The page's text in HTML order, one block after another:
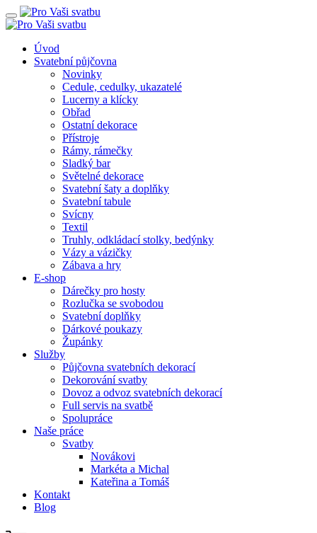
Úvod
Svatební půjčovna
Novinky
Cedule, cedulky, ukazatelé
Lucerny a klícky
Obřad
Ostatní dekorace
Přístroje
Rámy, rámečky
Sladký bar
Světelné dekorace
Svatební šaty a doplňky
Svatební tabule
Svícny
Textil
Truhly, odkládací stolky, bedýnky
Vázy a vázičky
Zábava a hry
E-shop
Dárečky pro hosty
Rozlučka se svobodou
Svatební doplňky
Dárkové poukazy
Župánky
Služby
Půjčovna svatebních dekorací
Dekorování svatby
Dovoz a odvoz svatebních dekorací
Full servis na svatbě
Spolupráce
Naše práce
Svatby
Novákovi
Markéta a Michal
Kateřina a Tomáš
Kontakt
Blog